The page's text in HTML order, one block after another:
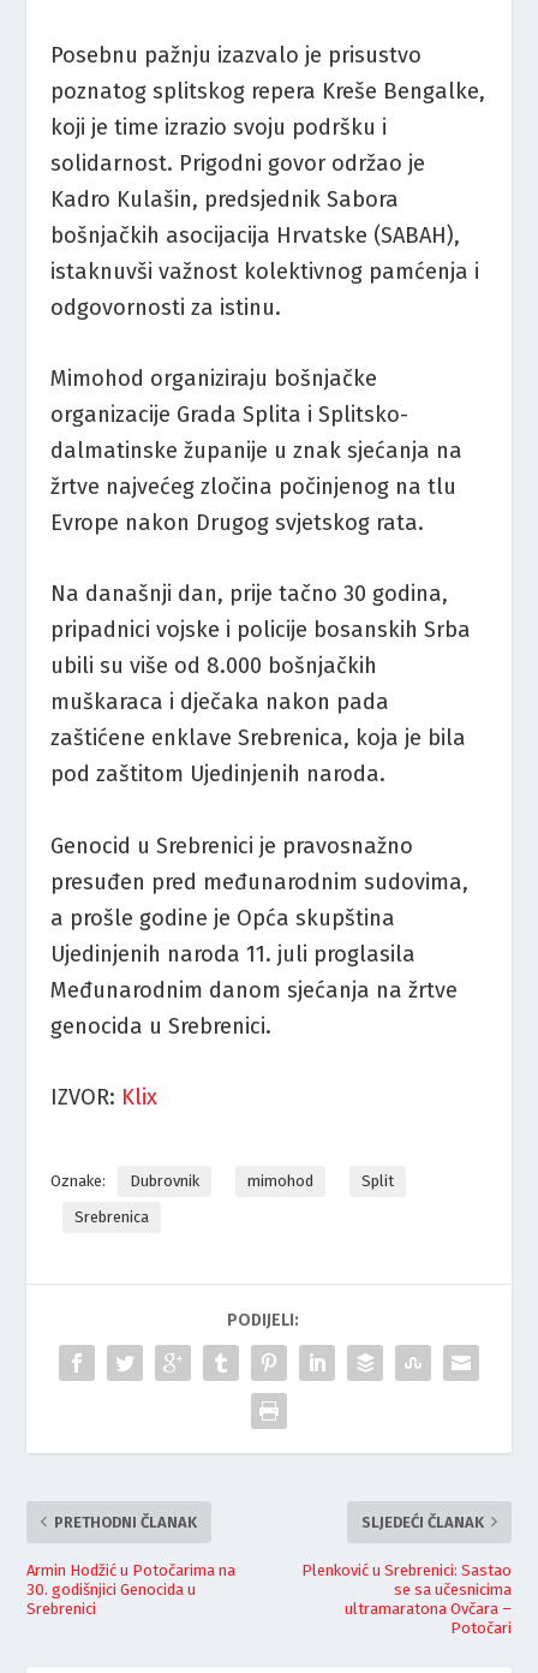
Posebnu pažnju izazvalo je prisustvo
poznatog splitskog repera Kreše Bengalke,
koji je time izrazio svoju podršku i
solidarnost. Prigodni govor održao je
Kadro Kulašin, predsjednik Sabora
bošnjačkih asocijacija Hrvatske (SABAH),
istaknuvši važnost kolektivnog pamćenja i
odgovornosti za istinu.
Mimohod organiziraju bošnjačke
organizacije Grada Splita i Splitsko-
dalmatinske županije u znak sjećanja na
žrtve najvećeg zločina počinjenog na tlu
Evrope nakon Drugog svjetskog rata.
Na današnji dan, prije tačno 30 godina,
pripadnici vojske i policije bosanskih Srba
ubili su više od 8.000 bošnjačkih
muškaraca i dječaka nakon pada
zaštićene enklave Srebrenica, koja je bila
pod zaštitom Ujedinjenih naroda.
Genocid u Srebrenici je pravosnažno
presuđen pred međunarodnim sudovima,
a prošle godine je Opća skupština
Ujedinjenih naroda 11. juli proglasila
Međunarodnim danom sjećanja na žrtve
genocida u Srebrenici.
IZVOR: Klix
Oznake: Dubrovnik mimohod
Split
Srebrenica
PODIJELI:
PRETHODNI ČLANAK
Armin Hodžić u Potočarima na
30. godišnjici Genocida u
Srebrenici
SLJEDEĆI ČLANAK
Plenković u Srebrenici: Sastao
se sa učesnicima
ultramaratona Ovčara –
Potočari